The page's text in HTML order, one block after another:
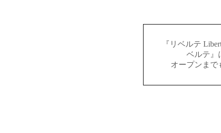
『リベルテ
ベルテ』
オープンまで